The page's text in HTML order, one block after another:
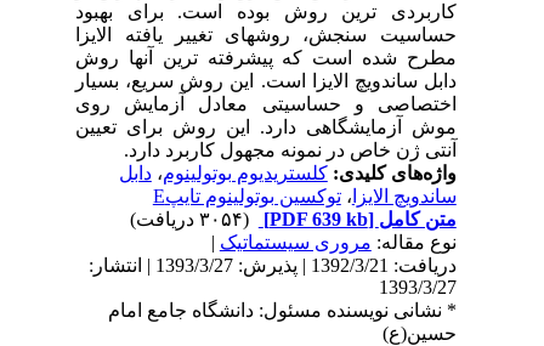
کاربردی ترین روش بوده است. برای بهبود
حساسیت سنجش، روشهای تغییر یافته الایزا
مطرح شده است که پیشرفته ترین آنها روش
دابل ساندویچ الایزا است. این روش سریع، بسیار
اختصاصی و حساسیتی معادل آزمایش روی
موش آزمایشگاهی دارد. این روش برای تعیین
آنتی ژن خاص در نمونه مجهول کاربرد دارد.
واژه‌های کلیدی:کلستریدیوم بوتولینوم،دابل
ساندویچ الایزا، توکسین بوتولینوم تایپE
متن کامل[PDF 639 kb]
نوع مقاله:مروری سيستماتيک|
دریافت: 1392/3/21 | پذیرش: 1393/3/27 | انتشار:
1393/3/27
* نشانی نویسنده مسئول: دانشگاه جامع امام
حسین(ع)